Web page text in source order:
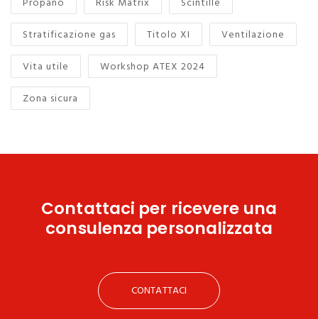
Stratificazione gas
Titolo XI
Ventilazione
Vita utile
Workshop ATEX 2024
Zona sicura
Contattaci per ricevere una
consulenza personalizzata
CONTATTACI